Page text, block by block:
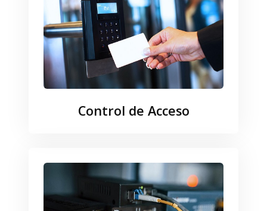
Control de Acceso